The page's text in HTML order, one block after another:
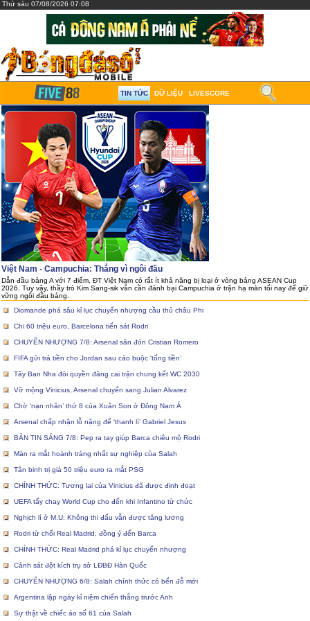
Thứ sáu 07/08/2026 07:08
TIN TỨC DỮ LIỆU LIVESCORE
Việt Nam - Campuchia: Thắng vì ngôi đầu
Dẫn đầu bảng A với 7 điểm, ĐT Việt Nam có rất ít khả năng bị loại ở vòng bảng ASEAN Cup
2026. Tuy vậy, thầy trò Kim Sang-sik vẫn cần đánh bại Campuchia ở trận hạ màn tối nay để giữ
vững ngôi đầu bảng.
Diomande phá sâu kỉ lục chuyển nhượng cầu thủ châu Phi
Chi 60 triệu euro, Barcelona tiến sát Rodri
CHUYỂN NHƯỢNG 7/8: Arsenal săn đón Cristian Romero
FIFA gửi trả tiền cho Jordan sau cáo buộc ‘tống tiền’
Tây Ban Nha đòi quyền đăng cai trận chung kết WC 2030
Vỡ mộng Vinicius, Arsenal chuyển sang Julian Alvarez
Chờ ‘nạn nhân’ thứ 8 của Xuân Son ở Đông Nam Á
Arsenal chấp nhận lỗ nặng để ‘thanh lí’ Gabriel Jesus
BẢN TIN SÁNG 7/8: Pep ra tay giúp Barca chiêu mộ Rodri
Màn ra mắt hoành tráng nhất sự nghiệp của Salah
Tân binh trị giá 50 triệu euro ra mắt PSG
CHÍNH THỨC: Tương lai của Vinicius đã được định đoạt
UEFA tẩy chay World Cup cho đến khi Infantino từ chức
Nghịch lí ở M.U: Không thi đấu vẫn được tăng lương
Rodri từ chối Real Madrid, đồng ý đến Barca
CHÍNH THỨC: Real Madrid phá kỉ lục chuyển nhượng
Cảnh sát đột kích trụ sở LĐBĐ Hàn Quốc
CHUYỂN NHƯỢNG 6/8: Salah chính thức có bến đỗ mới
Argentina lập ngày kỉ niệm chiến thắng trước Anh
Sự thật về chiếc áo số 61 của Salah